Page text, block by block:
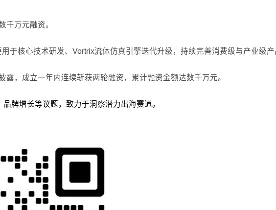
千万元融资。
于核心技术研发、Vortrix流体仿真引擎迭代升级，持续完善消费级与产业级
，成立一年内连续斩获两轮融资，累计融资金额达数千万元。
牌增长等议题，致力于洞察潜力出海赛道。